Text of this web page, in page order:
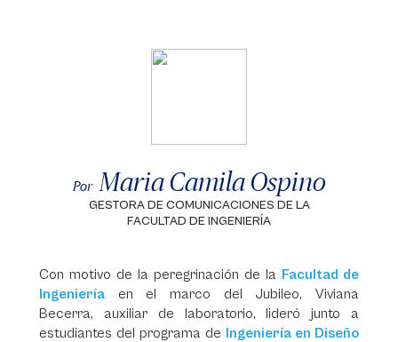
Por Maria Camila Ospino
GESTORA DE COMUNICACIONES DE LA
FACULTAD DE INGENIERÍA
Con motivo de la peregrinación de la Facultad de
Ingeniería en el marco del Jubileo, Viviana
Becerra, auxiliar de laboratorio, lideró junto a
estudiantes del programa de Ingeniería en Diseño